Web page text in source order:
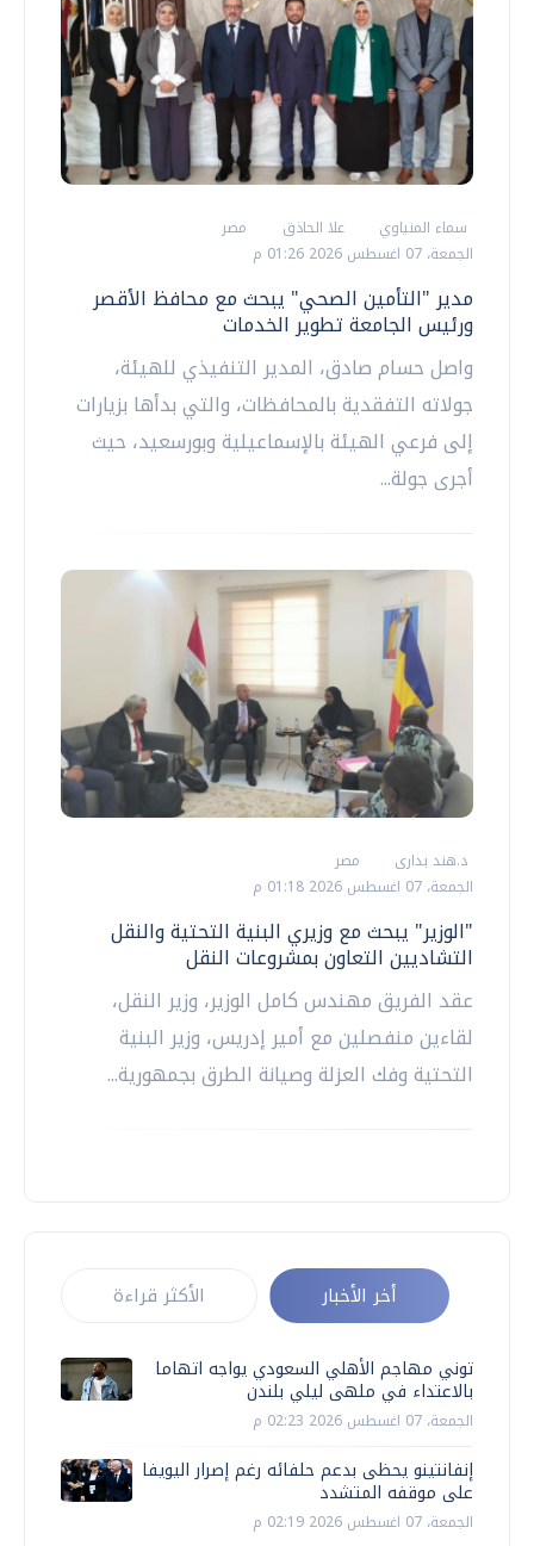
سماء المنياوي علا الحاذق
مصر
الجمعة، 07 اغسطس 2026 01:26 م
مدير "التأمين الصحي" يبحث مع محافظ الأقصر
ورئيس الجامعة تطوير الخدمات
واصل حسام صادق، المدير التنفيذي للهيئة،
جولاته التفقدية بالمحافظات، والتي بدأها بزيارات
إلى فرعي الهيئة بالإسماعيلية وبورسعيد، حيث
أجرى جولة...
د.هند بدارى
مصر
الجمعة، 07 اغسطس 2026 01:18 م
"الوزير" يبحث مع وزيري البنية التحتية والنقل
التشاديين التعاون بمشروعات النقل
عقد الفريق مهندس كامل الوزير، وزير النقل،
لقاءين منفصلين مع أمير إدريس، وزير البنية
التحتية وفك العزلة وصيانة الطرق بجمهورية...
أخر الأخبار الأكثر قراءة
توني مهاجم الأهلي السعودي يواجه اتهاما
بالاعتداء في ملهى ليلي بلندن
الجمعة، 07 اغسطس 2026 02:23 م
إنفانتينو يحظى بدعم حلفائه رغم إصرار اليويفا
على موقفه المتشدد
الجمعة، 07 اغسطس 2026 02:19 م